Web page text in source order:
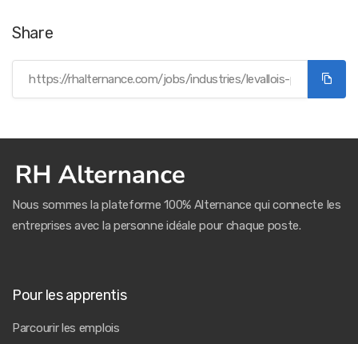
Share
Nous sommes la plateforme 100% Alternance qui connecte les
entreprises avec la personne idéale pour chaque poste.
Pour les apprentis
Parcourir les emplois